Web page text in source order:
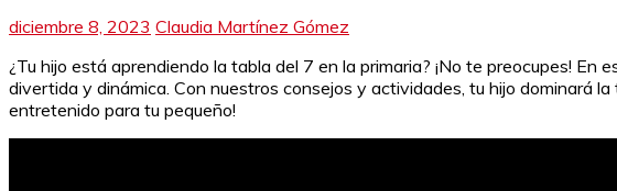
diciembre 8, 2023 Claudia Martínez Gómez
¿Tu hijo está aprendiendo la tabla del 7 en la primaria? ¡No te preocupes!
divertida y dinámica. Con nuestros consejos y actividades, tu hijo dominará
entretenido para tu pequeño!